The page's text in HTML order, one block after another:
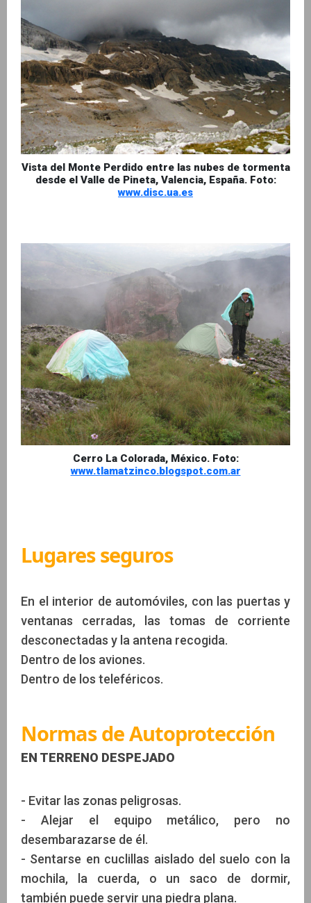
Vista del Monte Perdido entre las nubes de tormenta
desde el Valle de Pineta, Valencia, España. Foto:
www.disc.ua.es
Cerro La Colorada, México. Foto:
www.tlamatzinco.blogspot.com.ar
Lugares seguros
En el interior de automóviles, con las puertas y
ventanas cerradas, las tomas de corriente
desconectadas y la antena recogida.
Dentro de los aviones.
Dentro de los teleféricos.
Normas de Autoprotección
EN TERRENO DESPEJADO
- Evitar las zonas peligrosas.
- Alejar el equipo metálico, pero no
desembarazarse de él.
- Sentarse en cuclillas aislado del suelo con la
mochila, la cuerda, o un saco de dormir,
también puede servir una piedra plana.